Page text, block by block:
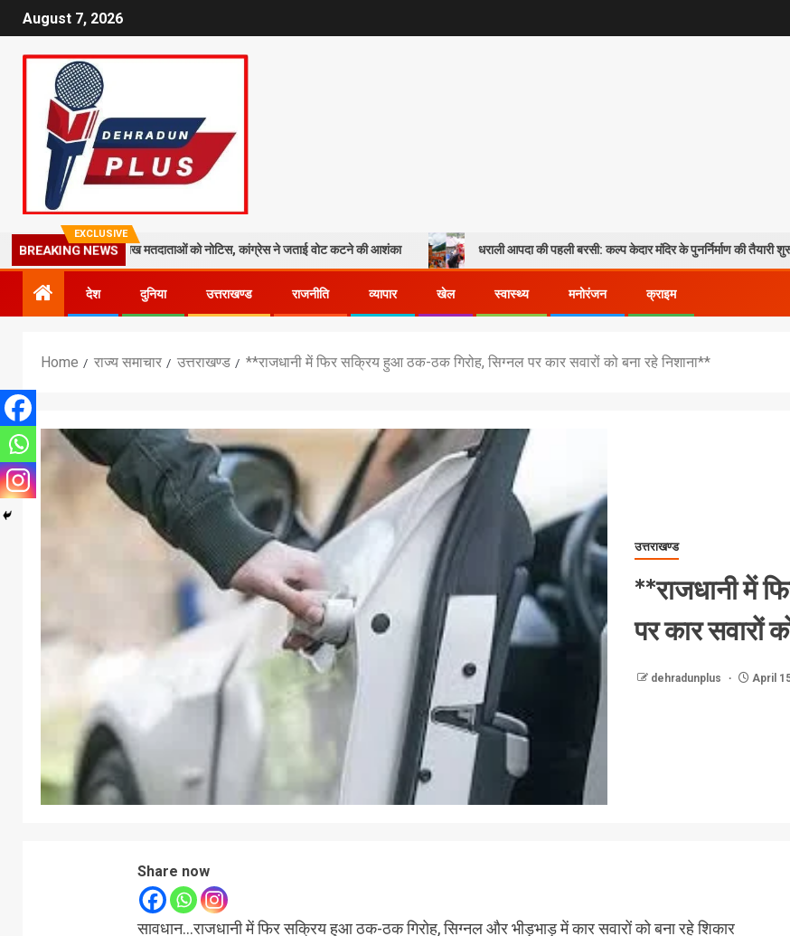
August 7, 2026
EXCLUSIVE
BREAKING NEWS
तेज: 19 लाख मतदाताओं को नोटिस, कांग्रेस ने जताई वोट कटने की आशंका धराली आपदा की पहली बरसी: कल्प केदार मंदिर के पुनर्निर्माण की तैयारी शुरू, प्रभावितों के
देश दुनिया उत्तराखण्ड राजनीति व्यापार खेल स्वास्थ्य मनोरंजन क्राइम
Home राज्य समाचार उत्तराखण्ड **राजधानी में फिर सक्रिय हुआ ठक-ठक गिरोह, सिग्नल पर कार सवारों को बना रहे निशाना**
उत्तराखण्ड
**राजधानी में
पर कार सवारों
dehradunplus April
Share now
सावधान…राजधानी में फिर सक्रिय हुआ ठक-ठक गिरोह, सिग्नल और भीड़भाड़ में कार सवारों को बना रहे शिकार